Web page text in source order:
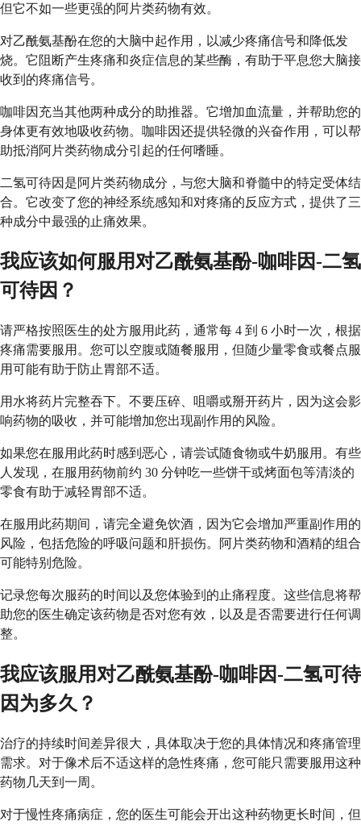
但它不如一些更强的阿片类药物有效。
对乙酰氨基酚在您的大脑中起作用，以减少疼痛信号和降低发
烧。它阻断产生疼痛和炎症信息的某些酶，有助于平息您大脑接
收到的疼痛信号。
咖啡因充当其他两种成分的助推器。它增加血流量，并帮助您的
身体更有效地吸收药物。咖啡因还提供轻微的兴奋作用，可以帮
助抵消阿片类药物成分引起的任何嗜睡。
二氢可待因是阿片类药物成分，与您大脑和脊髓中的特定受体结
合。它改变了您的神经系统感知和对疼痛的反应方式，提供了三
种成分中最强的止痛效果。
我应该如何服用对乙酰氨基酚-咖啡因-二氢
可待因？
请严格按照医生的处方服用此药，通常每 4 到 6 小时一次，根据
疼痛需要服用。您可以空腹或随餐服用，但随少量零食或餐点服
用可能有助于防止胃部不适。
用水将药片完整吞下。不要压碎、咀嚼或掰开药片，因为这会影
响药物的吸收，并可能增加您出现副作用的风险。
如果您在服用此药时感到恶心，请尝试随食物或牛奶服用。有些
人发现，在服用药物前约 30 分钟吃一些饼干或烤面包等清淡的
零食有助于减轻胃部不适。
在服用此药期间，请完全避免饮酒，因为它会增加严重副作用的
风险，包括危险的呼吸问题和肝损伤。阿片类药物和酒精的组合
可能特别危险。
记录您每次服药的时间以及您体验到的止痛程度。这些信息将帮
助您的医生确定该药物是否对您有效，以及是否需要进行任何调
整。
我应该服用对乙酰氨基酚-咖啡因-二氢可待
因为多久？
治疗的持续时间差异很大，具体取决于您的具体情况和疼痛管理
需求。对于像术后不适这样的急性疼痛，您可能只需要服用这种
药物几天到一周。
对于慢性疼痛病症，您的医生可能会开出这种药物更长时间，但